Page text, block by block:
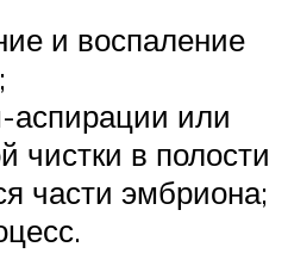
и воспаление
аспирации или
чистки в полости
части эмбриона;